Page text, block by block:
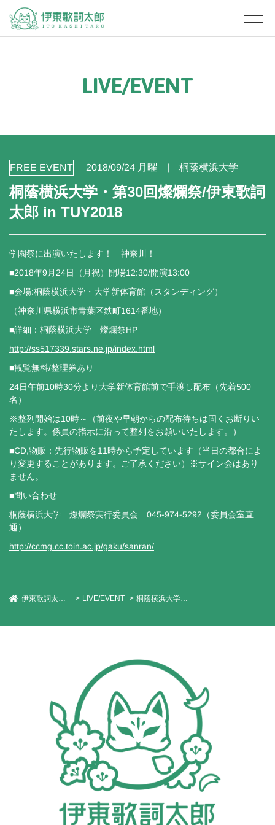
LIVE/EVENT
FREE EVENT 2018/09/24 月曜 桐蔭横浜大学
桐蔭横浜大学・第30回燦爛祭/伊東歌詞
太郎 in TUY2018
学園祭に出演いたします！ 神奈川！
■2018年9月24日（月祝）開場12:30/開演13:00
■会場:桐蔭横浜大学・大学新体育館（スタンディング）
（神奈川県横浜市青葉区鉄町1614番地）
■詳細：桐蔭横浜大学 燦爛祭HP
http://ss517339.stars.ne.jp/index.html
■観覧無料/整理券あり
24日午前10時30分より大学新体育館前で手渡し配布（先着500
名）
※整列開始は10時～（前夜や早朝からの配布待ちは固くお断りい
たします。係員の指示に沿って整列をお願いいたします。）
■CD,物販：先行物販を11時から予定しています（当日の都合によ
り変更することがあります。ご了承ください）※サイン会はあり
ません。
■問い合わせ
桐蔭横浜大学 燦爛祭実行委員会 045-974-5292（委員会室直
通）
http://ccmg.cc.toin.ac.jp/gaku/sanran/
伊東歌詞太郎 Official Web Site LIVE/EVENT 桐蔭横浜大学・第30回燦爛祭/伊東歌詞太郎 in TUY2018